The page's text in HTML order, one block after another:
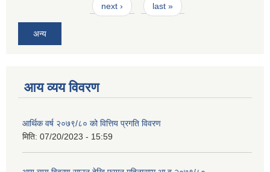
next › last »
अन्य
आय व्यय विवरण
आर्थिक वर्ष २०७९/८० को वित्तिय प्रगति विवरण
मिति: 07/20/2023 - 15:59